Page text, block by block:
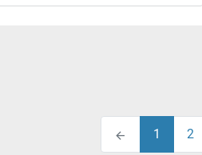
1 2